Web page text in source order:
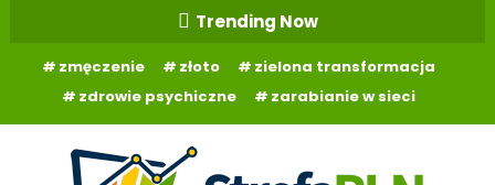
Content
Trending Now
zmęczenie złoto
zielona transformacja
zdrowie psychiczne
zarabianie w sieci